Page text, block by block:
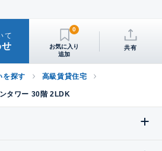
て
0
共有
を探す 高級賃貸住宅
タワー 30階 2LDK